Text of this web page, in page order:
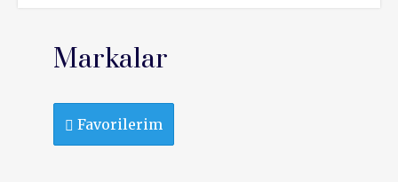
Markalar
Favorilerim